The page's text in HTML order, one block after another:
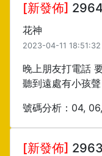
[新發佈] 2964
花神
2023-04-11 18:51:32
晚上朋友打電話
聽到遠處有小孩
號碼分析：04,
[新發佈] 2963